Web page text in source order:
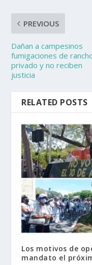
PREVIOUS
Dañan a campesinos
fumigaciones de
privado y no reciben
justicia
RELATED POSTS
Los motivos de
mandato el